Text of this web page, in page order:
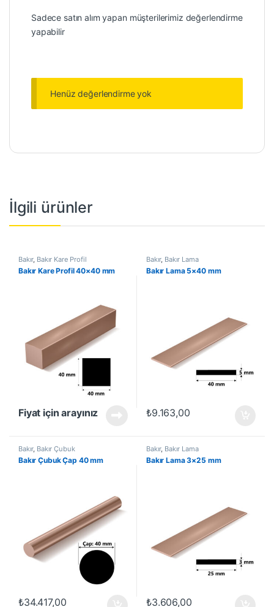
Sadece satın alım yapan müşterilerimiz değerlendirme
yapabilir
Henüz değerlendirme yok
İlgili ürünler
Bakır, Bakır Kare Profil
Bakır Kare Profil 40×40 mm
Fiyat için arayınız
Bakır, Bakır Lama
Bakır Lama 5×40 mm
₺9.163,00
Bakır, Bakır Çubuk
Bakır Çubuk Çap 40 mm
₺34.417,00
Bakır, Bakır Lama
Bakır Lama 3×25 mm
₺3.606,00